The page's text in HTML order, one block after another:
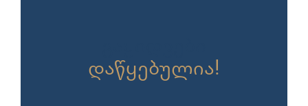
დაწყებულია!